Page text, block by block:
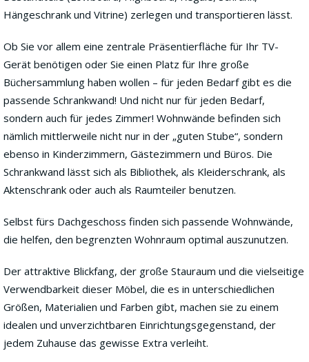
Hängeschrank und Vitrine) zerlegen und transportieren lässt.
Ob Sie vor allem eine zentrale Präsentierfläche für Ihr TV-
Gerät benötigen oder Sie einen Platz für Ihre große
Büchersammlung haben wollen – für jeden Bedarf gibt es die
passende Schrankwand! Und nicht nur für jeden Bedarf,
sondern auch für jedes Zimmer! Wohnwände befinden sich
nämlich mittlerweile nicht nur in der „guten Stube“, sondern
ebenso in Kinderzimmern, Gästezimmern und Büros. Die
Schrankwand lässt sich als Bibliothek, als Kleiderschrank, als
Aktenschrank oder auch als Raumteiler benutzen.
Selbst fürs Dachgeschoss finden sich passende Wohnwände,
die helfen, den begrenzten Wohnraum optimal auszunutzen.
Der attraktive Blickfang, der große Stauraum und die vielseitige
Verwendbarkeit dieser Möbel, die es in unterschiedlichen
Größen, Materialien und Farben gibt, machen sie zu einem
idealen und unverzichtbaren Einrichtungsgegenstand, der
jedem Zuhause das gewisse Extra verleiht.